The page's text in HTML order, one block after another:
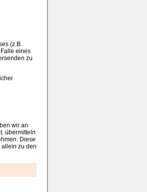
(z.B.
eines
zu
wir an
übermitteln
Diese
zu den